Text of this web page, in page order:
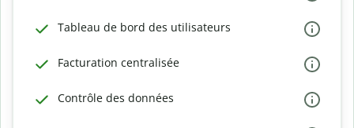
Tableau de bord des utilisateurs
Facturation centralisée
Contrôle des données